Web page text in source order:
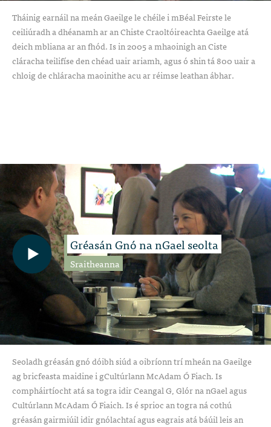
Tháinig earnáil na meán Gaeilge le chéile i mBéal Feirste le
ceiliúradh a dhéanamh ar an Chiste Craoltóireachta Gaeilge atá
deich mbliana ar an fhód. Is in 2005 a mhaoinigh an Ciste
cláracha teilifíse den chéad uair ariamh, agus ó shin tá 800 uair a
chloig de chláracha maoinithe acu ar réimse leathan ábhar.
Gréasán Gnó na nGael seolta
Sraitheanna
Seoladh gréasán gnó dóibh siúd a oibríonn trí mheán na Gaeilge
ag bricfeasta maidine i gCultúrlann McAdam Ó Fiach. Is
compháirtíocht atá sa togra idir Ceangal G, Glór na nGael agus
Cultúrlann McAdam Ó Fiaich. Is é sprioc an togra ná cothú
gréasán gairmiúil idir gnólachtaí agus eagrais atá báúil leis an